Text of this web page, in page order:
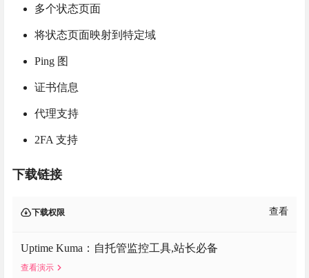
多个状态页面
将状态页面映射到特定域
Ping 图
证书信息
代理支持
2FA 支持
下载链接
下载权限 查看
Uptime Kuma：自托管监控工具,站长必备
查看演示